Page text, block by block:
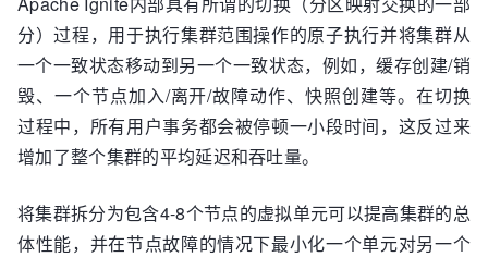
分）过程，用于执行集群范围操作的原子执行并将集群从
一个一致状态移动到另一个一致状态，例如，缓存创建/销
毁、一个节点加入/离开/故障动作、快照创建等。在切换
过程中，所有用户事务都会被停顿一小段时间，这反过来
增加了整个集群的平均延迟和吞吐量。
将集群拆分为包含4-8个节点的虚拟单元可以提高集群的总
体性能，并在节点故障的情况下最小化一个单元对另一个